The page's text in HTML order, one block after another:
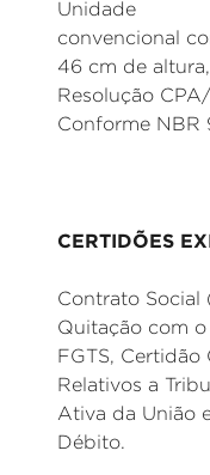
Unidade
convencional
46 cm de
Resolução
Conforme NBR
CERTIDÕES
Contrato Social
Quitação com
FGTS,
Relativos a
Ativa da União
Débito.